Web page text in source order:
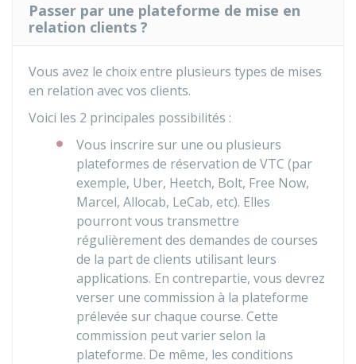
Passer par une plateforme de mise en
relation clients ?
Vous avez le choix entre plusieurs types de mises
en relation avec vos clients.
Voici les 2 principales possibilités :
Vous inscrire sur une ou plusieurs
plateformes de réservation de VTC (par
exemple, Uber, Heetch, Bolt, Free Now,
Marcel, Allocab, LeCab, etc). Elles
pourront vous transmettre
régulièrement des demandes de courses
de la part de clients utilisant leurs
applications. En contrepartie, vous devrez
verser une commission à la plateforme
prélevée sur chaque course. Cette
commission peut varier selon la
plateforme. De même, les conditions